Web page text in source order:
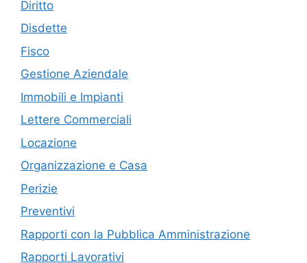
Diritto
Disdette
Fisco
Gestione Aziendale
Immobili e Impianti
Lettere Commerciali
Locazione
Organizzazione e Casa
Perizie
Preventivi
Rapporti con la Pubblica Amministrazione
Rapporti Lavorativi